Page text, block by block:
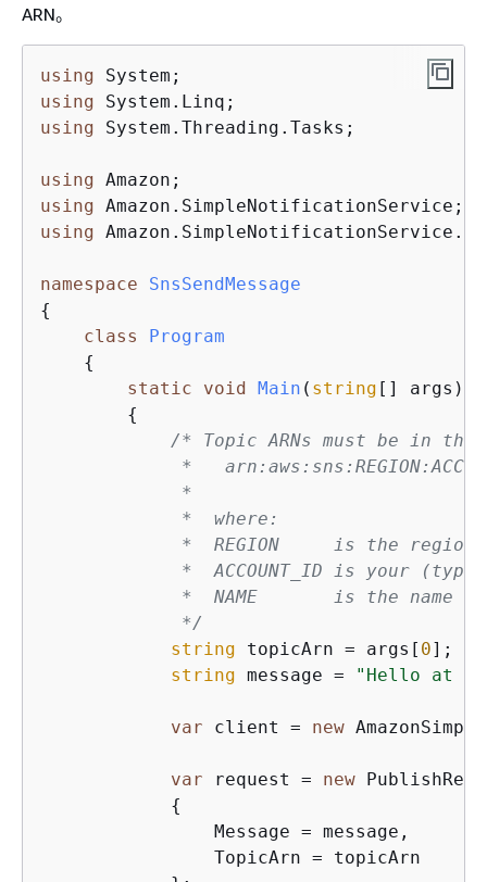
ARN。
using
using
using System.Threading.Tasks;
using
using
using
namespace
SnsSendMessage
{
class
Program
{
static
void Main ( string [] args )
{
/* Topic ARNs must be in
*
             *
             *  where:
*  REGION     is the
*  ACCOUNT_ID is your
*  NAME       is the name
             */
string topicArn = args[ 0];
string message = "Hello at "
var client = new
var request = new
{
                Message = message,
                TopicArn = topicArn